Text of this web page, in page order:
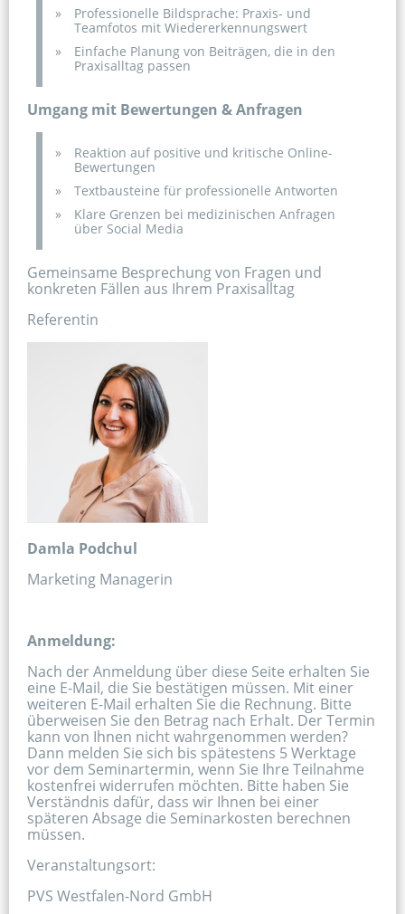
Professionelle Bildsprache: Praxis- und
Teamfotos mit Wiedererkennungswert
Einfache Planung von Beiträgen, die in den
Praxisalltag passen
Umgang mit Bewertungen & Anfragen
Reaktion auf positive und kritische Online-
Bewertungen
Textbausteine für professionelle Antworten
Klare Grenzen bei medizinischen Anfragen
über Social Media
Gemeinsame Besprechung von Fragen und
konkreten Fällen aus Ihrem Praxisalltag​
Referentin​
Damla Podchul
Marketing Managerin
Anmeldung:
Nach der Anmeldung über diese Seite erhalten Sie
eine E-Mail, die Sie bestätigen müssen. Mit einer
weiteren E-Mail erhalten Sie die Rechnung. Bitte
überweisen Sie den Betrag nach Erhalt. Der Termin
kann von Ihnen nicht wahrgenommen werden?
Dann melden Sie sich bis spätestens 5 Werktage
vor dem Seminartermin, wenn Sie Ihre Teilnahme
kostenfrei widerrufen möchten. Bitte haben Sie
Verständnis dafür, dass wir Ihnen bei einer
späteren Absage die Seminarkosten berechnen
müssen.
Veranstaltungsort:
PVS Westfalen-Nord GmbH